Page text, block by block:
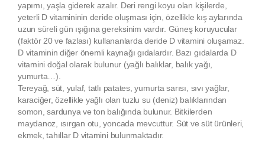
yapımı, yaşla giderek azalır. Deri rengi koyu olan kişilerde,
yeterli D vitamininin deride oluşması için, özellikle kış aylarında
uzun süreli gün ışığına gereksinim vardır. Güneş koruyucular
(faktör 20 ve fazlası) kullananlarda deride D vitamini oluşamaz.
D vitaminin diğer önemli kaynağı gıdalardır. Bazı gıdalarda D
vitamini doğal olarak bulunur (yağlı balıklar, balık yağı,
yumurta…).
Tereyağ, süt, yulaf, tatlı patates, yumurta sarısı, sıvı yağlar,
karaciğer, özellikle yağlı olan tuzlu su (deniz) balıklarından
somon, sardunya ve ton balığında bulunur. Bitkilerden
maydanoz, ısırgan otu, yoncada mevcuttur. Süt ve süt ürünleri,
ekmek, tahıllar D vitamini bulunmaktadır.